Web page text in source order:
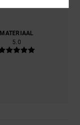
MATERIAAL
5.0